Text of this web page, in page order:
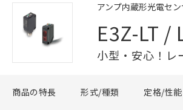
アンプ内蔵形光電セン
E3Z-LT /
小型・安心！レ
商品の特長 形式/種類 定格/性能